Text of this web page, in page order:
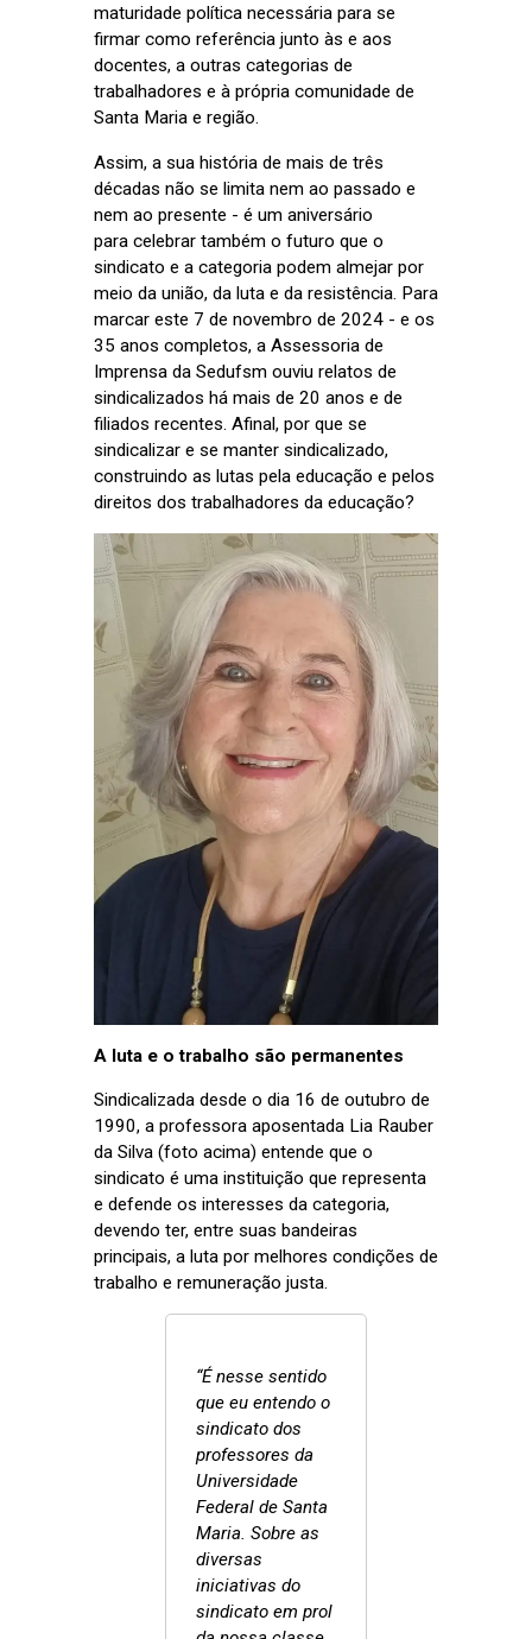
maturidade política necessária para se
firmar como referência junto às e aos
docentes, a outras categorias de
trabalhadores e à própria comunidade de
Santa Maria e região.
Assim, a sua história de mais de três
décadas não se limita nem ao passado e
nem ao presente - é um aniversário
para celebrar também o futuro que o
sindicato e a categoria podem almejar por
meio da união, da luta e da resistência. Para
marcar este 7 de novembro de 2024 - e os
35 anos completos, a Assessoria de
Imprensa da Sedufsm ouviu relatos de
sindicalizados há mais de 20 anos e de
filiados recentes. Afinal, por que se
sindicalizar e se manter sindicalizado,
construindo as lutas pela educação e pelos
direitos dos trabalhadores da educação?
A luta e o trabalho são permanentes
Sindicalizada desde o dia 16 de outubro de
1990, a professora aposentada Lia Rauber
da Silva (foto acima) entende que o
sindicato é uma instituição que representa
e defende os interesses da categoria,
devendo ter, entre suas bandeiras
principais, a luta por melhores condições de
trabalho e remuneração justa.
“É nesse sentido
que eu entendo o
sindicato dos
professores da
Universidade
Federal de Santa
Maria. Sobre as
diversas
iniciativas do
sindicato em prol